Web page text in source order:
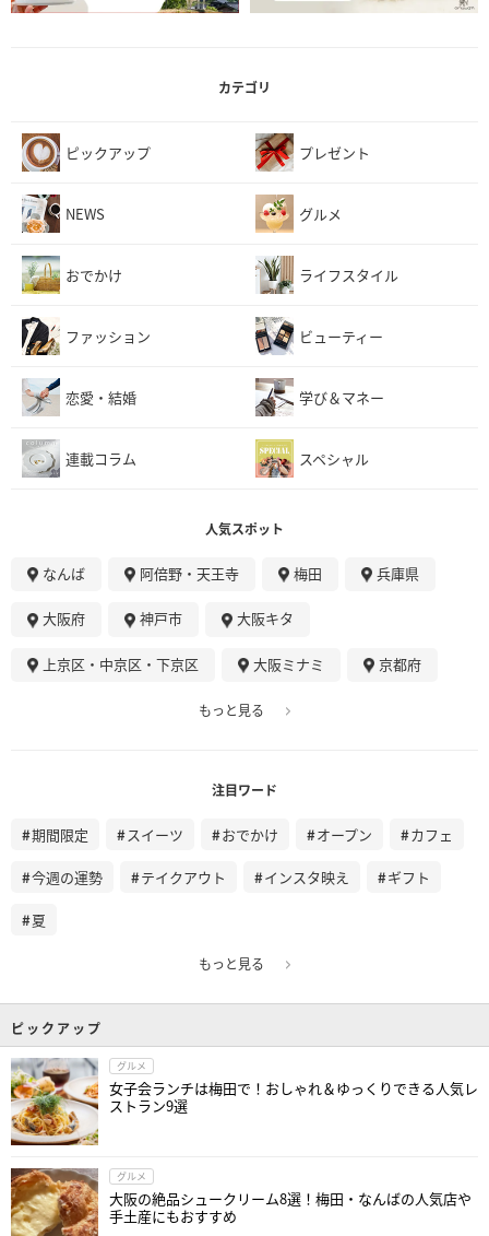
カテゴリ
ピックアップ プレゼント
NEWS グルメ
おでかけ ライフスタイル
ファッション ビューティー
恋愛・結婚 学び＆マネー
連載コラム スペシャル
人気スポット
なんば 阿倍野・天王寺 梅田 兵庫県
大阪府 神戸市 大阪キタ
上京区・中京区・下京区 大阪ミナミ 京都府
もっと見る
注目ワード
期間限定 スイーツ おでかけ オープン カフェ
今週の運勢 テイクアウト インスタ映え ギフト
夏
もっと見る
ピックアップ
グルメ
女子会ランチは梅田で！おしゃれ＆ゆっくりできる人気レ
ストラン9選
グルメ
大阪の絶品シュークリーム8選！梅田・なんばの人気店や
手土産にもおすすめ